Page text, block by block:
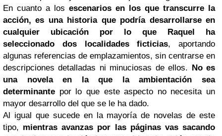
En cuanto a los escenarios en los que transcurre la
acción, es una historia que podría desarrollarse en
cualquier ubicación por lo que Raquel ha
seleccionado dos localidades ficticias, aportando
algunas referencias de emplazamientos, sin centrarse en
descripciones detalladas ni minuciosas de ellos. No es
una novela en la que la ambientación sea
determinante por lo que este aspecto no necesita un
mayor desarrollo del que se le ha dado.
Al igual que sucede en la mayoría de novelas de este
tipo, mientras avanzas por las páginas vas sacando